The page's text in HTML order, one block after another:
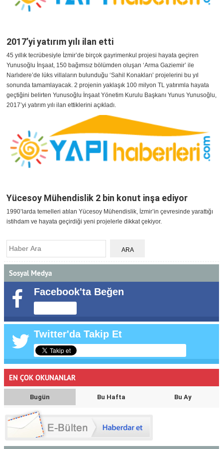
2017’yi yatırım yılı ilan etti
45 yıllık tecrübesiyle İzmir’de birçok gayrimenkul projesi hayata geçiren
Yunusoğlu İnşaat, 150 bağımsız bölümden oluşan ‘Arma Gaziemir’ ile
Narlıdere’de lüks villaların bulunduğu ‘Sahil Konakları’ projelerini bu yıl
sonunda tamamlayacak. 2 projenin yaklaşık 100 milyon TL yatırımla hayata
geçtiğini belirten Yunusoğlu İnşaat Yönetim Kurulu Başkanı Yunus Yunusoğlu,
2017’yi yatırım yılı ilan ettiklerini açıkladı.
Yücesoy Mühendislik 2 bin konut inşa ediyor
1990’larda temelleri atılan Yücesoy Mühendislik, İzmir’in çevresinde yarattığı
istihdam ve hayata geçirdiği yeni projelerle dikkat çekiyor.
Sosyal Medya
Facebook'ta Beğen
Twitter'da Takip Et
EN ÇOK OKUNANLAR
Bugün Bu Hafta Bu Ay